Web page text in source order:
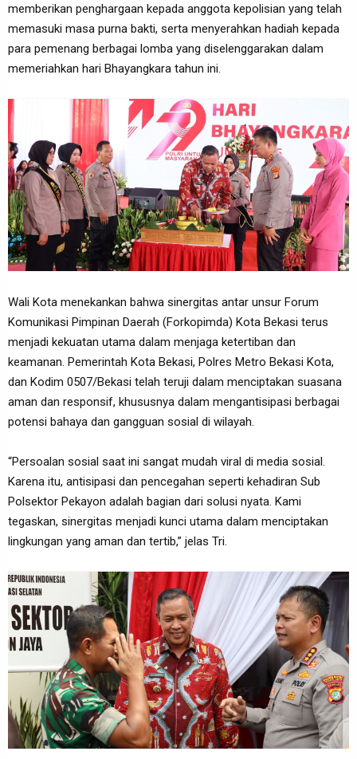
memberikan penghargaan kepada anggota kepolisian yang telah
memasuki masa purna bakti, serta menyerahkan hadiah kepada
para pemenang berbagai lomba yang diselenggarakan dalam
memeriahkan hari Bhayangkara tahun ini.
Wali Kota menekankan bahwa sinergitas antar unsur Forum
Komunikasi Pimpinan Daerah (Forkopimda) Kota Bekasi terus
menjadi kekuatan utama dalam menjaga ketertiban dan
keamanan. Pemerintah Kota Bekasi, Polres Metro Bekasi Kota,
dan Kodim 0507/Bekasi telah teruji dalam menciptakan suasana
aman dan responsif, khususnya dalam mengantisipasi berbagai
potensi bahaya dan gangguan sosial di wilayah.
“Persoalan sosial saat ini sangat mudah viral di media sosial.
Karena itu, antisipasi dan pencegahan seperti kehadiran Sub
Polsektor Pekayon adalah bagian dari solusi nyata. Kami
tegaskan, sinergitas menjadi kunci utama dalam menciptakan
lingkungan yang aman dan tertib,” jelas Tri.